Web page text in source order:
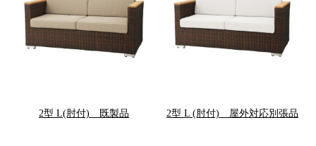
2型 L(肘付) 既製品 2型 L (肘付) 屋外対応別張品